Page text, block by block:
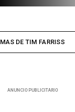
MAS DE TIM FARRISS
ANUNCIO PUBLICITARIO